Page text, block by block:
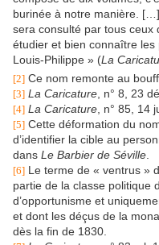
burinée à notre manière.
sera consulté par tous
étudier et bien connaître
Louis-Philippe » (La
[2] Ce nom remonte au
[3] La Caricature , n° 8, 23
[4] La Caricature , n° 85, 14
[5] Cette déformation du
d’identifier la cible au
dans Le Barbier de Séville
[6] Le terme de « ventrus »
partie de la classe politique
d’opportunisme et
et dont les déçus de la
dès la fin de 1830.